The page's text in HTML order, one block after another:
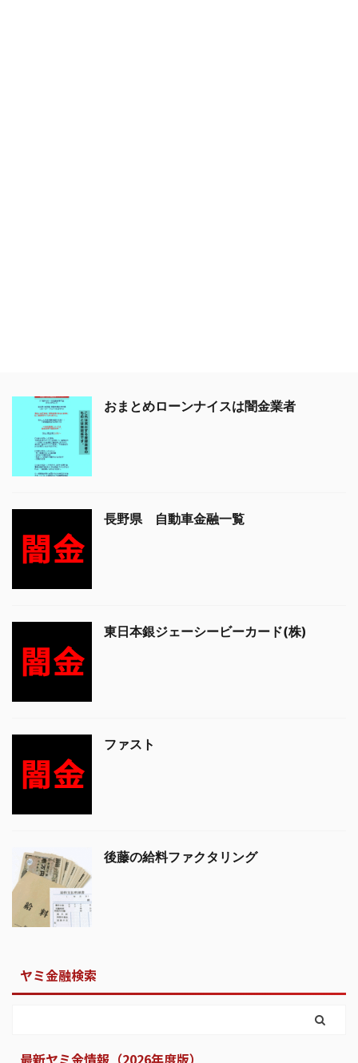
おまとめローンナイスは闇金業者
長野県 自動車金融一覧
東日本銀ジェーシービーカード(株)
ファスト
後藤の給料ファクタリング
ヤミ金融検索
最新ヤミ金情報（2026年度版）